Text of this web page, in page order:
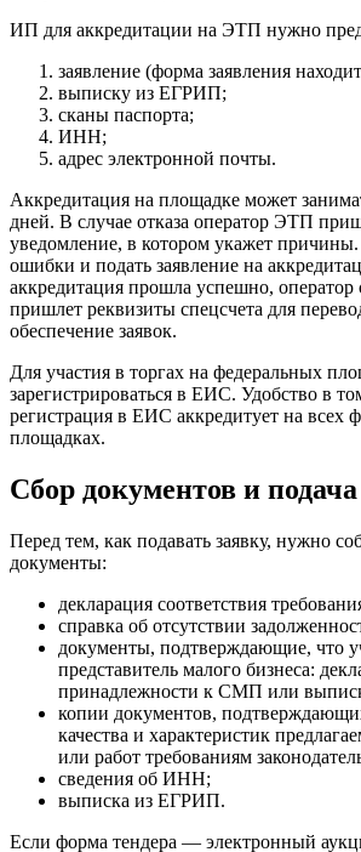
ИП для аккредитации на ЭТП нужно
заявление (форма заявления
выписку из ЕГРИП;
сканы паспорта;
ИНН;
адрес электронной почты.
Аккредитация на площадке может
дней. В случае отказа оператор ЭТП
уведомление, в котором укажет
ошибки и подать заявление на
аккредитация прошла успешно,
пришлет реквизиты спецсчета для
обеспечение заявок.
Для участия в торгах на федеральных
зарегистрироваться в ЕИС. Удобство в
регистрация в ЕИС аккредитует на всех
площадках.
Сбор документов и
Перед тем, как подавать заявку, нужно
документы:
декларация соответствия
справка об отсутствии
документы, подтверждающие, что
представитель малого бизнеса:
принадлежности к СМП или
копии документов,
качества и характеристик
или работ требованиям
сведения об ИНН;
выписка из ЕГРИП.
Если форма тендера — электронный